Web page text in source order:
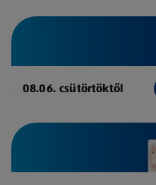
08.06. csütörtöktől